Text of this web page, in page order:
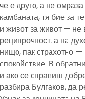
че е друго, а не
камбаната, тя бие за
и живот за живот — не
реципрочност, а на
нищо, пак страхотно
спокойствие. В
и ако се справиш
разбира Булгаков, да